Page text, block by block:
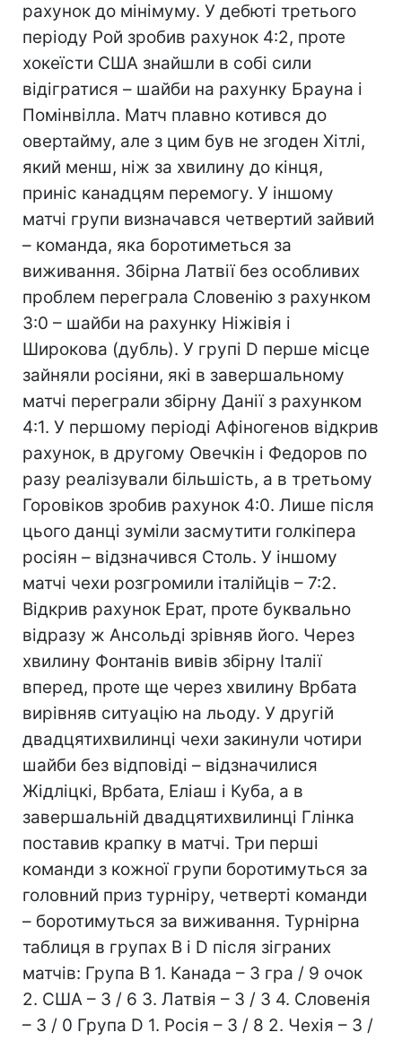
рахунок до мінімуму. У дебюті третього
періоду Рой зробив рахунок 4:2, проте
хокеїсти США знайшли в собі сили
відігратися – шайби на рахунку Брауна і
Помінвілла. Матч плавно котився до
овертайму, але з цим був не згоден Хітлі,
який менш, ніж за хвилину до кінця,
приніс канадцям перемогу. У іншому
матчі групи визначався четвертий зайвий
– команда, яка боротиметься за
виживання. Збірна Латвії без особливих
проблем переграла Словенію з рахунком
3:0 – шайби на рахунку Ніжівія і
Широкова (дубль). У групі D перше місце
зайняли росіяни, які в завершальному
матчі переграли збірну Данії з рахунком
4:1. У першому періоді Афіногенов відкрив
рахунок, в другому Овечкін і Федоров по
разу реалізували більшість, а в третьому
Горовіков зробив рахунок 4:0. Лише після
цього данці зуміли засмутити голкіпера
росіян – відзначився Столь. У іншому
матчі чехи розгромили італійців – 7:2.
Відкрив рахунок Ерат, проте буквально
відразу ж Ансольді зрівняв його. Через
хвилину Фонтанів вивів збірну Італії
вперед, проте ще через хвилину Врбата
вирівняв ситуацію на льоду. У другій
двадцятихвилинці чехи закинули чотири
шайби без відповіді – відзначилися
Жідліцкі, Врбата, Еліаш і Куба, а в
завершальній двадцятихвилинці Глінка
поставив крапку в матчі. Три перші
команди з кожної групи боротимуться за
головний приз турніру, четверті команди
– боротимуться за виживання. Турнірна
таблиця в групах В і D після зіграних
матчів: Група В 1. Канада – 3 гра / 9 очок
2. США – 3 / 6 3. Латвія – 3 / 3 4. Словенія
– 3 / 0 Група D 1. Росія – 3 / 8 2. Чехія – 3 /